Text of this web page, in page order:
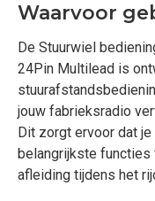
Waarvoor
De Stuurwiel
24Pin Multilead is
jouw fabrieksradio
Dit zorgt ervoor dat
belangrijkste functies
afleiding tijdens het